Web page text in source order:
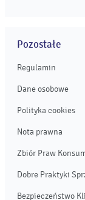
Pozostałe
Regulamin
Dane osobowe
Polityka cookies
Nota prawna
Zbiór Praw
Dobre Praktyki
Bezpieczeństwo